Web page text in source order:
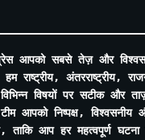
आपको सबसे तेज़ और
राष्ट्रीय, अंतरराष्ट्रीय,
विषयों पर सटीक और
टीम आपको निष्पक्ष,
ताकि आप हर महत्वपूर्ण